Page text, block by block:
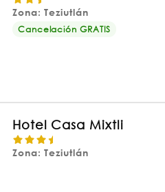
Zona: Teziutlán
Cancelación GRATIS
Hotel Casa Mixtli
Zona: Teziutlán